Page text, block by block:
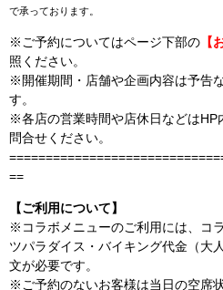
で承っております。
※ご予約についてはページ下部の 【
照ください。
※開催期間・店舗や企画内容は予告
す。
※各店の営業時間や店休日などはHP
問合せください。
==
【ご利用について】
※コラボメニューのご利用には、コ
ツパラダイス・バイキング代金（大
文が必要です。
※ご予約のないお客様は当日の空席